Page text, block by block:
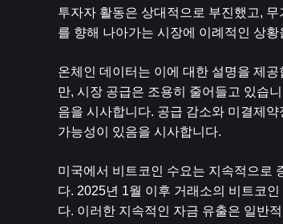
투자자 활동은 상대적으로 부진했고,
를 향해 나아가는 시장에 이례적인 상
온체인 데이터는 이에 대한 설명을 제
만, 시장 공급은 조용히 줄어들고 있습
음을 시사합니다. 공급 감소와 미결제
가능성이 있음을 시사합니다.
미국에서 비트코인 ​​수요는 지속적으로
다. 2025년 1월 이후 거래소의 비트코
다. 이러한 지속적인 자금 유출은 일반